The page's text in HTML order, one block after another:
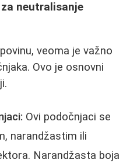
neutralisanje
veoma je važno
Ovo je osnovni
Ovi podočnjaci se
narandžastim ili
Narandžasta boja